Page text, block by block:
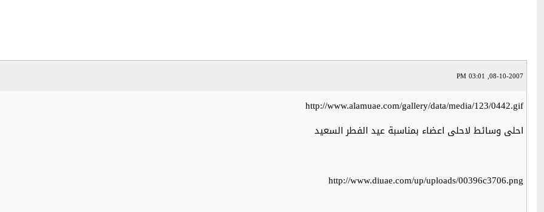
08-10-2007, 03:01 PM
http://www.alamuae.com/gallery/data/media/123/0442.gif
احلى وسائط لاحلى اعضاء بمناسبة عيد الفطر السعيد
http://www.diuae.com/up/uploads/00396c3706.png